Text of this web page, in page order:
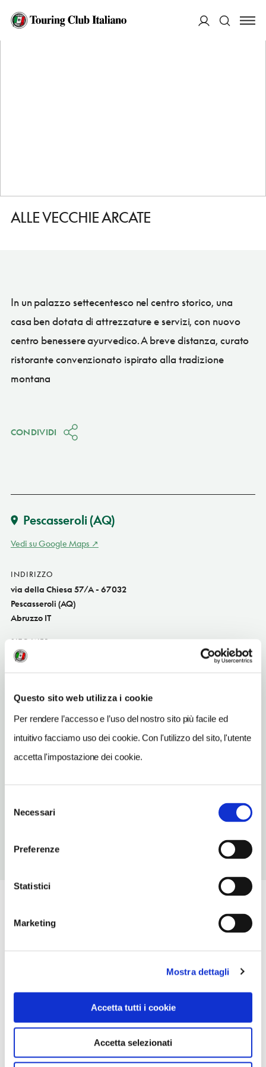
Questo sito web utilizza i cookie
Per rendere l’accesso e l’uso del nostro sito più facile ed
intuitivo facciamo uso dei cookie. Con l'utilizzo del sito, l'utente
accetta l'impostazione dei cookie.
delNecessari
Preferenze
Statistici
Marketing
Mostra dettagli
Accetta tutti i cookie
Accetta selezionati
HOME
ALLE VECCHIE ARCATE
In un palazzo settecentesco nel centro storico, una
casa ben dotata di attrezzature e servizi, con nuovo
centro benessere ayurvedico. A breve distanza, curato
ristorante convenzionato ispirato alla tradizione
montana
CONDIVIDI
Pescasseroli(AQ)
Vedi su Google Maps
INDIRIZZO
via della Chiesa 57/A - 67032
Pescasseroli (AQ)
Abruzzo IT
SITO WEB
www.vecchiearcate.com
info@vecchiearcate
TELEFONO
0863910618
NUMERO CAMERE
Chiusura: ottobre chiuso, novembre chiuso